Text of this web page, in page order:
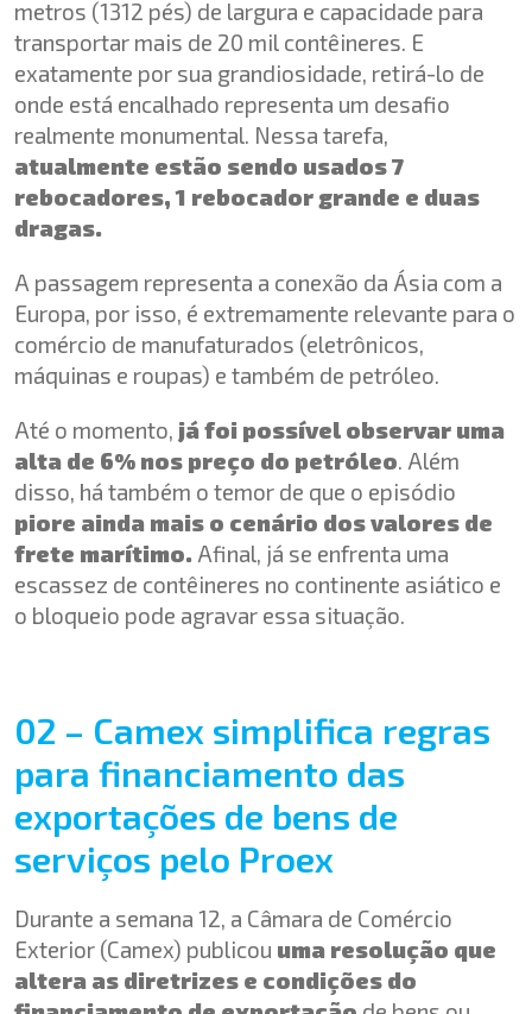
metros (1312 pés) de largura e capacidade para
transportar mais de 20 mil contêineres. E
exatamente por sua grandiosidade, retirá-lo de
onde está encalhado representa um desafio
realmente monumental. Nessa tarefa,
atualmente estão sendo usados 7
rebocadores, 1 rebocador grande e duas
dragas.
A passagem representa a conexão da Ásia com a
Europa, por isso, é extremamente relevante para o
comércio de manufaturados (eletrônicos,
máquinas e roupas) e também de petróleo.
Até o momento, já foi possível observar uma
alta de 6% nos preço do petróleo. Além
disso, há também o temor de que o episódio
piore ainda mais o cenário dos valores de
frete marítimo. Afinal, já se enfrenta uma
escassez de contêineres no continente asiático e
o bloqueio pode agravar essa situação.
02 – Camex simplifica regras
para financiamento das
exportações de bens de
serviços pelo Proex
Durante a semana 12, a Câmara de Comércio
Exterior (Camex) publicou uma resolução que
altera as diretrizes e condições do